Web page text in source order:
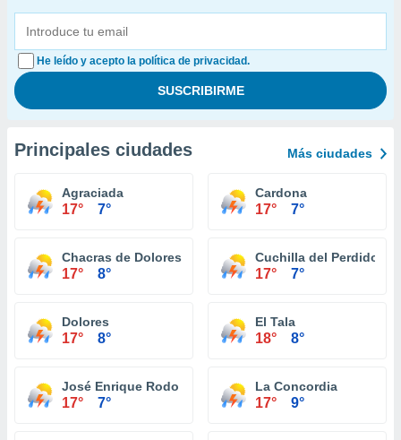
He leído y acepto la política de privacidad.
Principales ciudades Más ciudades
Agraciada
17° 7°
Cardona
17° 7°
Chacras de Dolores
17° 8°
Cuchilla del Perdido
17° 7°
Dolores
17° 8°
El Tala
18° 8°
José Enrique Rodo
17° 7°
La Concordia
17° 9°